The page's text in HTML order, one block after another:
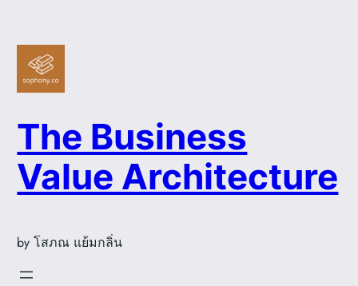
The Business
Value Architecture
by โสภณ แย้มกลิ่น